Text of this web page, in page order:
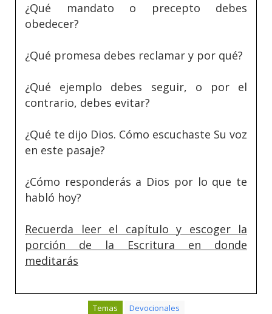
¿Qué mandato o precepto debes
obedecer?
¿Qué promesa debes reclamar y por qué?
¿Qué ejemplo debes seguir, o por el
contrario, debes evitar?
¿Qué te dijo Dios. Cómo escuchaste Su voz
en este pasaje?
¿Cómo responderás a Dios por lo que te
habló hoy?
Recuerda leer el capítulo y escoger la
porción de la Escritura en donde
meditarás
Temas Devocionales